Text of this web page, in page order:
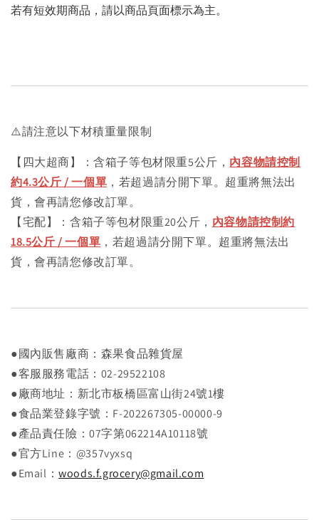
若有短效期商品，請以商品頁面標示為主。
⚠️請注意以下材積重量限制
【四大超商】：含箱子等包材限重5公斤， 內容物請控制
約4.3公斤 / 一個單 ，若超過請分開下單。超重將無法出
貨，會再請您修改訂單。
【宅配】：含箱子等包材限重20公斤， 內容物請控制約
18.5公斤 / 一個單 ，若超過請分開下單。超重將無法出
貨，會再請您修改訂單。
●國內販售廠商：森果食品雜貨屋
●客服服務電話：02-29522108
●廠商地址：新北市板橋區富山街24號1樓
●食品業登錄字號：F-202267305-00000-9
●產品責任險：07字第062214A10118號
●官方Line：@357vyxsq
●Email：woods.f.grocery@gmail.com